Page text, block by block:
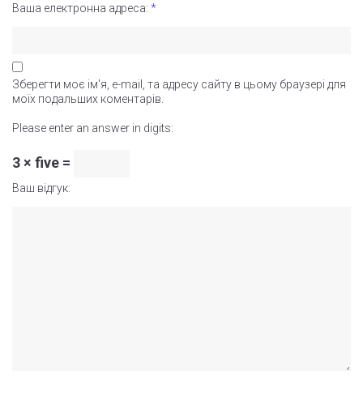
Ваша електронна адреса: *
Зберегти моє ім'я, e-mail, та адресу сайту в цьому браузері для
моїх подальших коментарів.
Please enter an answer in digits:
3 × five =
Ваш відгук: